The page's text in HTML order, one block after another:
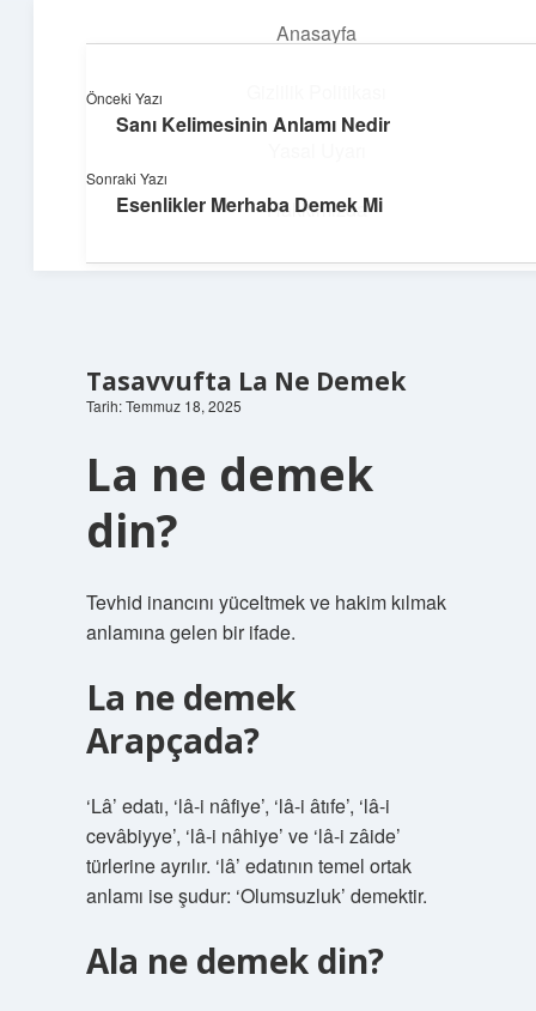
Anasayfa
Hakkımızda
Dijital dünyada keyifli bir macera!
Tasavvufta La Ne Demek
Tarih: Temmuz 18, 2025
La ne demek
din?
Tevhid inancını yüceltmek ve hakim kılmak
anlamına gelen bir ifade.
La ne demek
Arapçada?
‘Lâ’ edatı, ‘lâ-i nâfiye’, ‘lâ-i âtıfe’, ‘lâ-i
cevâbiyye’, ‘lâ-i nâhiye’ ve ‘lâ-i zâide’
türlerine ayrılır. ‘lâ’ edatının temel ortak
anlamı ise şudur: ‘Olumsuzluk’ demektir.
Ala ne demek din?
Önceki Yazı
Sanı Kelimesinin Anlamı Nedir
Sonraki Yazı
Esenlikler Merhaba Demek Mi